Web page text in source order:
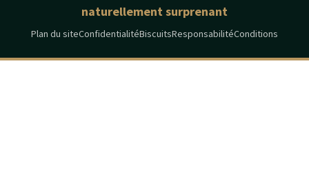
naturellement surprenant
Plan du siteConfidentialitéBiscuitsResponsabilitéConditions